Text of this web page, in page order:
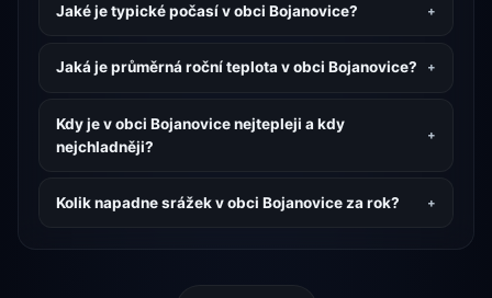
Jaké je typické počasí v obci Bojanovice?
Jaká je průměrná roční teplota v obci Bojanovice?
Kdy je v obci Bojanovice nejtepleji a kdy
nejchladněji?
Kolik napadne srážek v obci Bojanovice za rok?